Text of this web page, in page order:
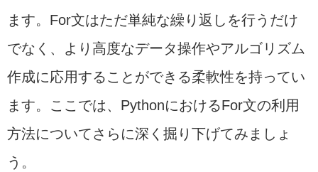
ます。For文はただ単純な繰り返しを行うだけ
でなく、より高度なデータ操作やアルゴリズム
作成に応用することができる柔軟性を持ってい
ます。ここでは、PythonにおけるFor文の利用
方法についてさらに深く掘り下げてみましょ
う。